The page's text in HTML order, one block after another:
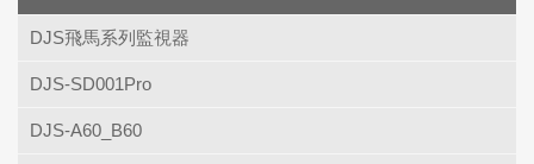
DJS飛馬系列監視器
DJS-SD001Pro
DJS-A60_B60